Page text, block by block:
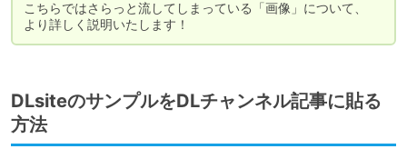
こちらではさらっと流してしまっている「画像」について、
より詳しく説明いたします！
DLsiteのサンプルをDLチャンネル記事に貼る
方法